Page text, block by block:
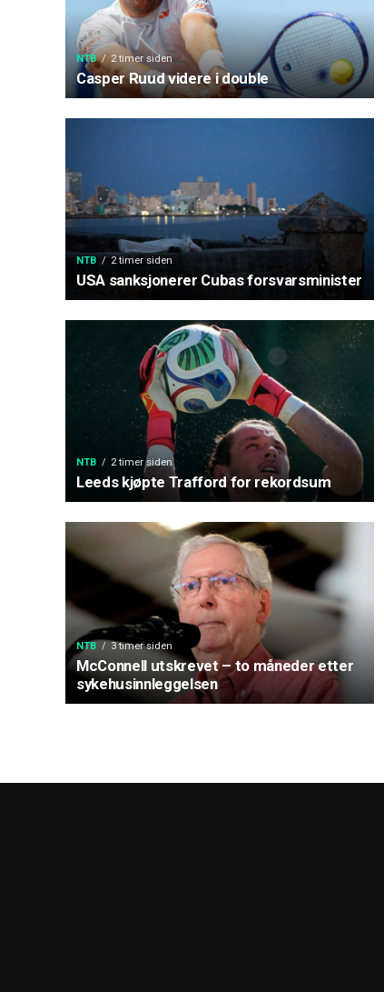
NTB 2 timer siden
Casper Ruud videre i double
NTB 2 timer siden
USA sanksjonerer Cubas forsvarsminister
NTB 2 timer siden
Leeds kjøpte Trafford for rekordsum
NTB 3 timer siden
McConnell utskrevet – to måneder etter
sykehusinnleggelsen